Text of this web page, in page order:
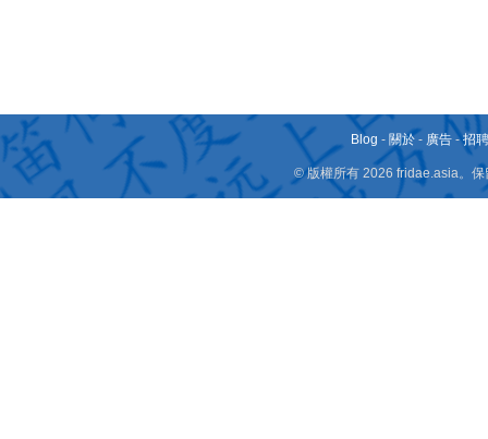
Blog - 關於 - 廣告 -招
© 版權所有 2026 fridae.asia。